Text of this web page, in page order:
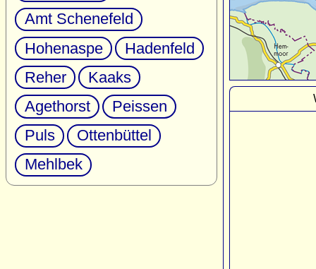
Amt Schenefeld
Hohenaspe
Hadenfeld
Reher
Kaaks
Agethorst
Peissen
Puls
Ottenbüttel
Mehlbek